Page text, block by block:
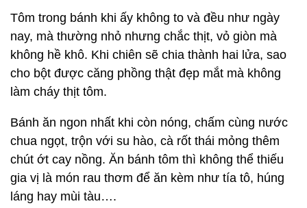
Tôm trong bánh khi ấy không to và đều như ngày
nay, mà thường nhỏ nhưng chắc thịt, vỏ giòn mà
không hề khô. Khi chiên sẽ chia thành hai lửa, sao
cho bột được căng phồng thật đẹp mắt mà không
làm cháy thịt tôm.
Bánh ăn ngon nhất khi còn nóng, chấm cùng nước
chua ngọt, trộn với su hào, cà rốt thái mỏng thêm
chút ớt cay nồng. Ăn bánh tôm thì không thể thiếu
gia vị là món rau thơm để ăn kèm như tía tô, húng
láng hay mùi tàu….